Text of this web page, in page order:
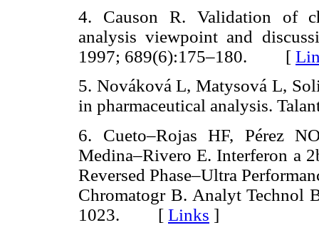
4. Causon R. Validation of
analysis viewpoint and
1997; 689(6):175–180. [
5. Nováková L, Matysová L,
in pharmaceutical analysis.
6. Cueto–Rojas HF, Pérez
Medina–Rivero E. Interferon a
Reversed Phase–Ultra
Chromatogr B. Analyt Technol
1023. [ Links ]